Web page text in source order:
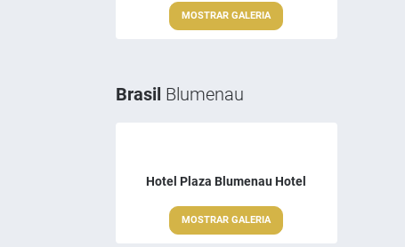
MOSTRAR GALERIA
Brasil Blumenau
Hotel Plaza Blumenau Hotel
MOSTRAR GALERIA